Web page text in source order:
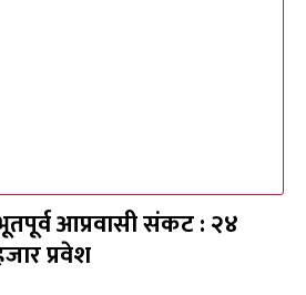
आप्रवासी संकट : २४
प्रवेश